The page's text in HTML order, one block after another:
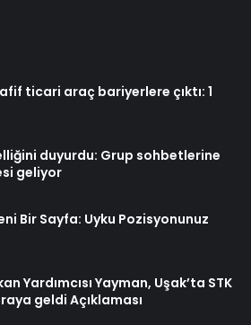
ticari araç bariyerlere çıktı: 1
duyurdu: Grup sohbetlerine
geliyor
Bir Sayfa: Uyku Pozisyonunuz
Yardımcısı Yayman, Uşak’ta STK
geldi Açıklaması